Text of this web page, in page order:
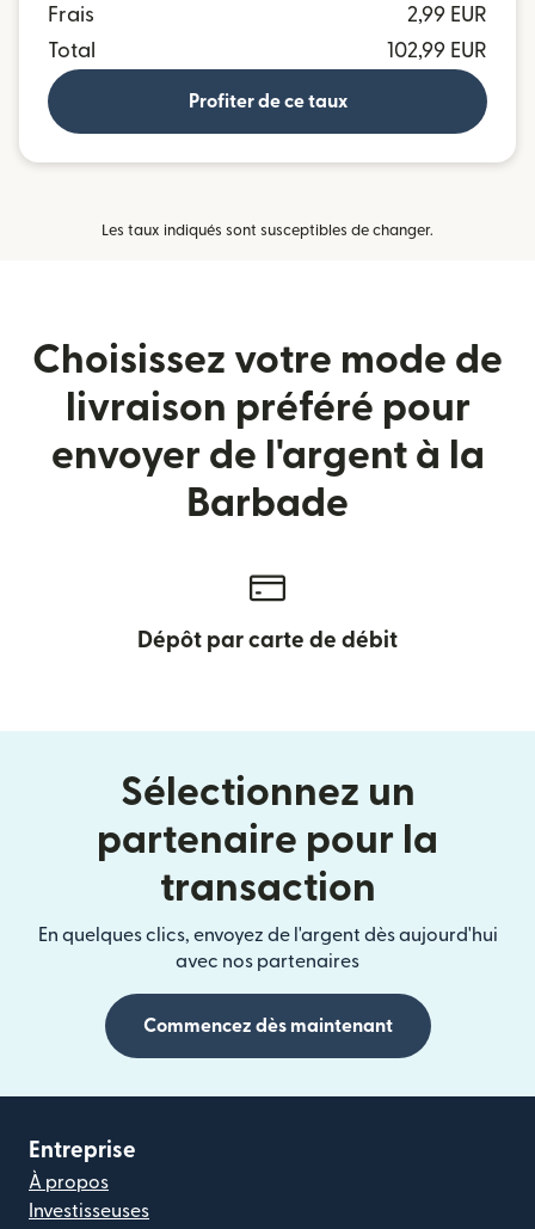
Frais
2,99 EUR
Total
102,99 EUR
Profiter de ce taux
Les taux indiqués sont susceptibles de changer.
Choisissez votre mode de
livraison préféré pour
envoyer de l'argent à la
Barbade
Dépôt par carte de débit
Sélectionnez un
partenaire pour la
transaction
En quelques clics, envoyez de l'argent dès aujourd'hui
avec nos partenaires
Commencez dès maintenant
Entreprise
À propos
Investisseuses